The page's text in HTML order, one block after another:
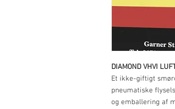
DIAMOND VHVI
Et ikke-giftigt
pneumatiske
og emballering af